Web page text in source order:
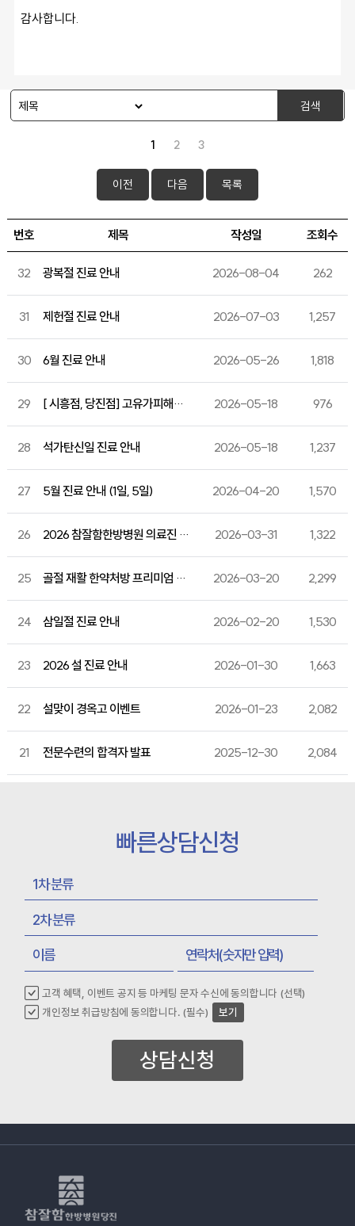
감사합니다.
검색
1 2 3
이전 다음 목록
번호 제목 작성일 조회수
32 광복절 진료 안내 2026-08-04 262
31 제헌절 진료 안내 2026-07-03 1,257
30 6월 진료 안내 2026-05-26 1,818
29 [ 시흥점, 당진점] 고유가피해지원금 사용 가능 2026-05-18 976
28 석가탄신일 진료 안내 2026-05-18 1,237
27 5월 진료 안내 (1일, 5일) 2026-04-20 1,570
26 2026 참잘함한방병원 의료진 세미나 성료 2026-03-31 1,322
25 골절 재활 한약처방 프리미엄 강골단, SCI급 저널 게재 & 특허 출원 2026-03-20 2,299
24 삼일절 진료 안내 2026-02-20 1,530
23 2026 설 진료 안내 2026-01-30 1,663
22 설맞이 경옥고 이벤트 2026-01-23 2,082
21 전문수련의 합격자 발표 2025-12-30 2,084
빠른상담신청
고객 혜택, 이벤트 공지 등 마케팅 문자 수신에 동의합니다 (선택)
개인정보 취급방침에 동의합니다. (필수)
보기
상담신청